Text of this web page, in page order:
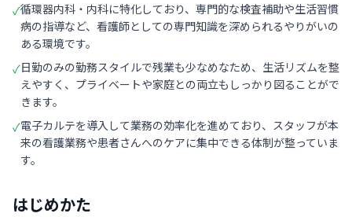
✓循環器内科・内科に特化しており、専門的な検査補助や生活習慣
病の指導など、看護師としての専門知識を深められるやりがいの
ある環境です。
✓日勤のみの勤務スタイルで残業も少なめなため、生活リズムを整
えやすく、プライベートや家庭との両立もしっかり図ることがで
きます。
✓電子カルテを導入して業務の効率化を進めており、スタッフが本
来の看護業務や患者さんへのケアに集中できる体制が整っていま
す。
はじめかた